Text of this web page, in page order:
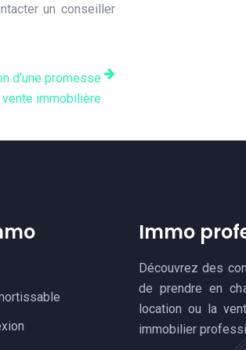
un conseiller
d’une promesse
immobilière
Immo
Découvrez des
de prendre en
location ou la
immobilier